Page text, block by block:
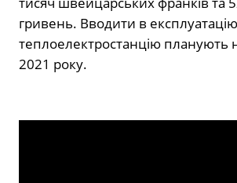
гривень. Вводити в
теплоелектростанцію планують
2021 року.